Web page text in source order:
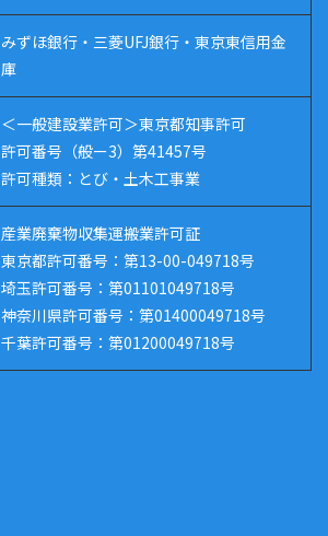
みずほ銀行・三菱UFJ銀行・東京東信用金
庫
＜一般建設業許可＞東京都知事許可
許可番号（般ー3）第41457号
許可種類：とび・土木工事業
産業廃棄物収集運搬業許可証
東京都許可番号：第13-00-049718号
埼玉許可番号：第01101049718号
神奈川県許可番号：第01400049718号
千葉許可番号：第01200049718号